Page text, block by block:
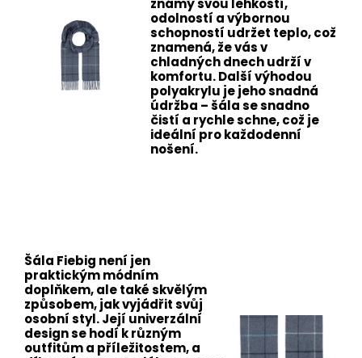
známý svou lehkostí,
odolností a výbornou
schopností udržet teplo, což
znamená, že vás v
chladných dnech udrží v
komfortu. Další výhodou
polyakrylu je jeho snadná
údržba – šála se snadno
čistí a rychle schne, což je
ideální pro každodenní
nošení.
Šála Fiebig není jen
praktickým módním
doplňkem, ale také skvělým
způsobem, jak vyjádřit svůj
osobní styl. Její univerzální
design se hodí k různým
outfitům a příležitostem, a